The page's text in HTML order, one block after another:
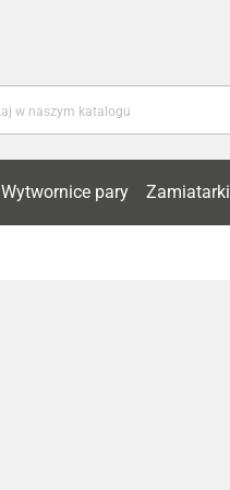
Wytwornice pary Zamiatarki